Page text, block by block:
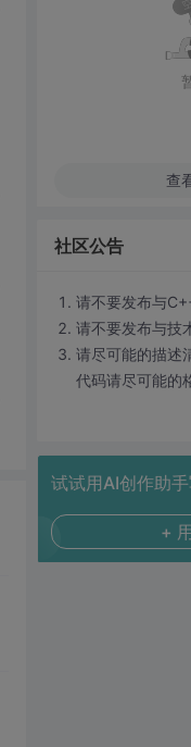
查
社区公告
请不要发布与
请不要发布与技
请尽可能的描述
代码请尽可能的
试试用AI创作助
+